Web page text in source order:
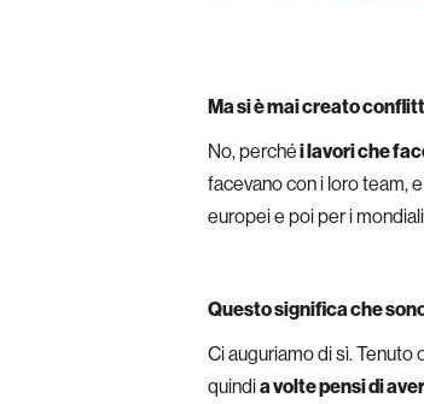
Ma si è mai creato
No, perchéi lavori che
facevano con i loro team,
europei e poi per i
Questo significa che
Ci auguriamo di sì. Tenuto
quindia volte pensi di